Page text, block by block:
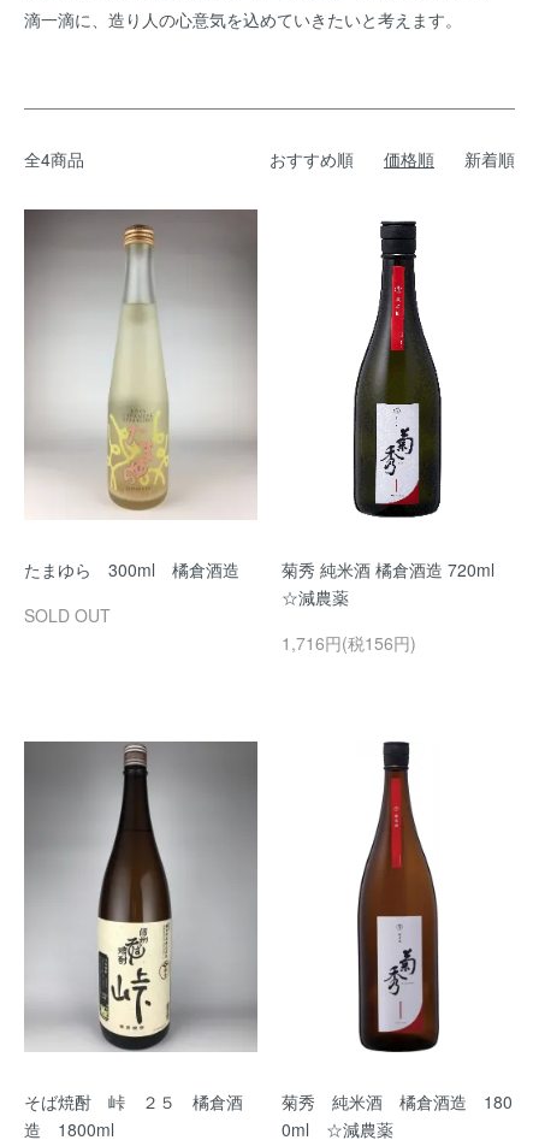
滴一滴に、造り人の心意気を込めていきたいと考えます。
全4商品 おすすめ順 価格順 新着順
たまゆら 300ml 橘倉酒造
SOLD OUT
菊秀 純米酒 橘倉酒造 720ml
☆減農薬
1,716円(税156円)
そば焼酎 峠 ２５ 橘倉酒
造 1800ml
菊秀 純米酒 橘倉酒造 180
0ml ☆減農薬